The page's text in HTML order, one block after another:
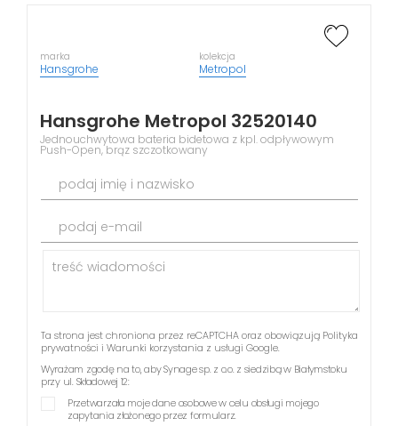
marka
Hansgrohe
kolekcja
Metropol
Hansgrohe Metropol 32520140
Jednouchwytowa bateria bidetowa z kpl. odpływowym
Push-Open, brąz szczotkowany
podaj imię i nazwisko
podaj e-mail
Ta strona jest chroniona przez reCAPTCHA oraz obowiązują Polityka
prywatności i Warunki korzystania z usługi Google.
Wyrażam zgodę na to, aby Synage sp. z o.o. z siedzibą w Białymstoku
przy ul. Składowej 12:
Przetwarzała moje dane osobowe w celu obsługi mojego
zapytania złożonego przez formularz.